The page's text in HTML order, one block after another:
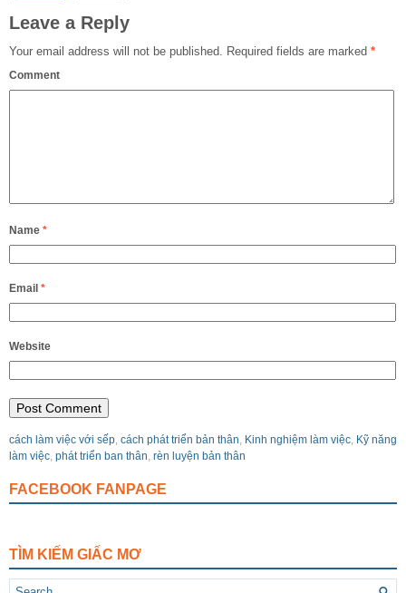
Leave a Reply
Your email address will not be published. Required fields are marked *
Comment
Name *
Email *
Website
cách làm việc với sếp, cách phát triển bản thân, Kinh nghiệm làm việc, Kỹ năng
làm việc, phát triển ban thân, rèn luyện bản thân
FACEBOOK FANPAGE
TÌM KIẾM GIẤC MƠ